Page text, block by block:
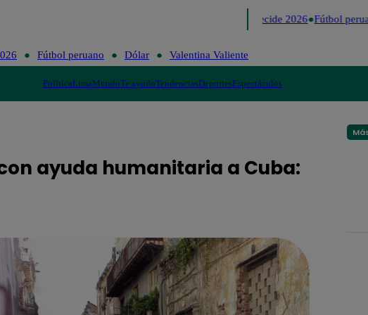
Perú Decide 2026 Fútbol
Fútbol peruano Dólar Valentina Valiente
PolíticaLimaMundoTe ayudoTendenciasDeportesEspectáculos
ayuda humanitaria a Cuba: